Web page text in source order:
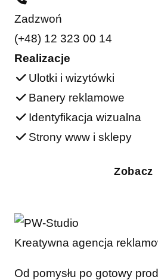
Zadzwoń
(+48) 12 323 00 14
Realizacje
Ulotki i wizytówki
Banery reklamowe
Identyfikacja wizualna
Strony www i sklepy
Zobacz
Kreatywna agencja
Od pomysłu po gotowy